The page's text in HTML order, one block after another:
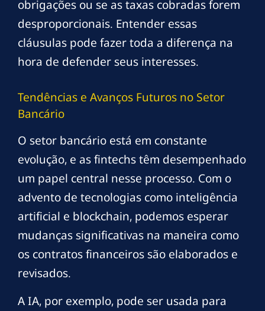
obrigações ou se as taxas cobradas forem
desproporcionais. Entender essas
cláusulas pode fazer toda a diferença na
hora de defender seus interesses.
Tendências e Avanços Futuros no Setor
Bancário
O setor bancário está em constante
evolução, e as fintechs têm desempenhado
um papel central nesse processo. Com o
advento de tecnologias como inteligência
artificial e blockchain, podemos esperar
mudanças significativas na maneira como
os contratos financeiros são elaborados e
revisados.
A IA, por exemplo, pode ser usada para